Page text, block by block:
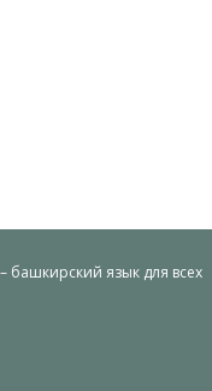
язык для всех